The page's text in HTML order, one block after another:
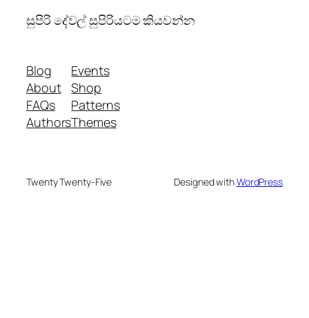
සුපිරි දේවල් සුපිරියටම කියවන්න
Blog
About
FAQs
Authors
Events
Shop
Patterns
Themes
Twenty Twenty-Five Designed withWordPress